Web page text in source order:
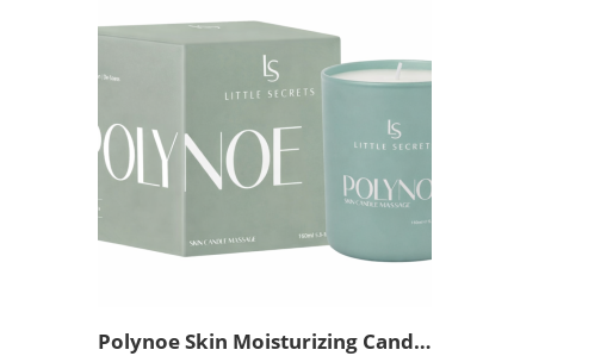
Polynoe Skin Moisturizing Candle – Ιδανικό για μασάζ σώματος